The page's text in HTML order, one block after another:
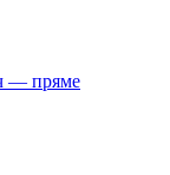
— пряме